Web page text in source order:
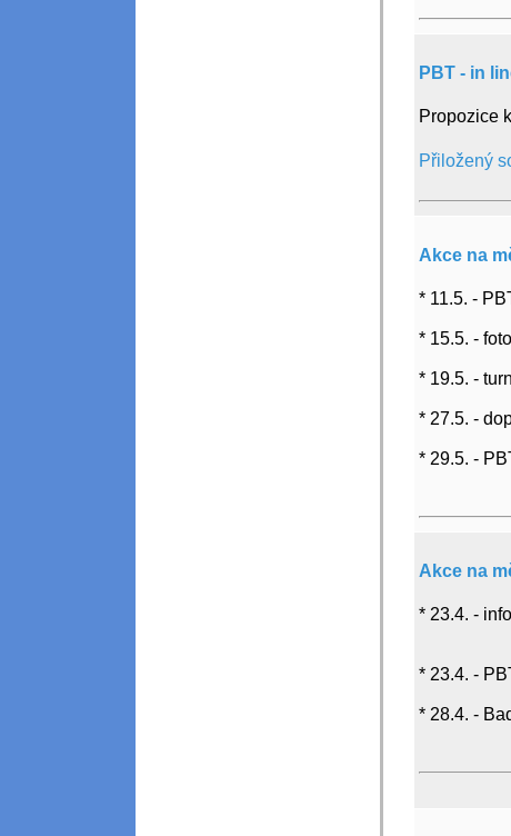
PBT - in
Propozice
Přiložený
Akce na
* 11.5. -
* 15.5. -
* 19.5. -
* 27.5. -
* 29.5. -
Akce na
* 23.4. -
* 23.4. -
* 28.4. -